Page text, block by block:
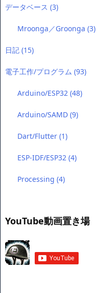
データベース (3)
Mroonga／Groonga(3)
日記 (15)
電子工作/プログラム (93)
Arduino/ESP32(48)
Arduino/SAMD(9)
Dart/Flutter(1)
ESP-IDF/ESP32(4)
Processing(4)
YouTube動画置き場